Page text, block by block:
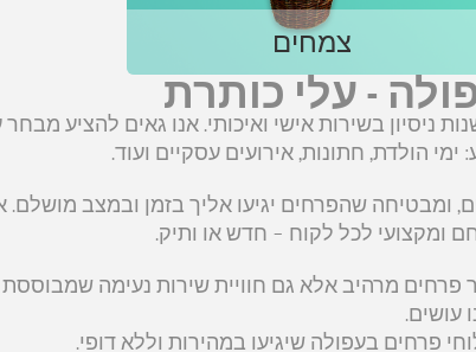
צמחים
- עלי כותרת
הבאים לעלי כותרת, חנות הפרחים המובילה בעפולה עם מעל ל-30 שנות ניסיון בשירות אישי ואיכותי.
ימי הולדת, חתונות, אירועים עסקיים ועוד.
ומבטיחה שהפרחים יגיעו אליך בזמן ובמצב מושלם.
ומקצועי לכל לקוח – חדש או ותיק.
פרחים מרהיב אלא גם חוויית שירות נעימה
עושים.
פרחים בעפולה שיגיעו במהירות וללא דופי.